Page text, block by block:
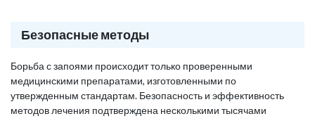
Безопасные методы
Борьба с запоями происходит только проверенными
медицинскими препаратами, изготовленными по
утвержденным стандартам. Безопасность и эффективность
методов лечения подтверждена несколькими тысячами